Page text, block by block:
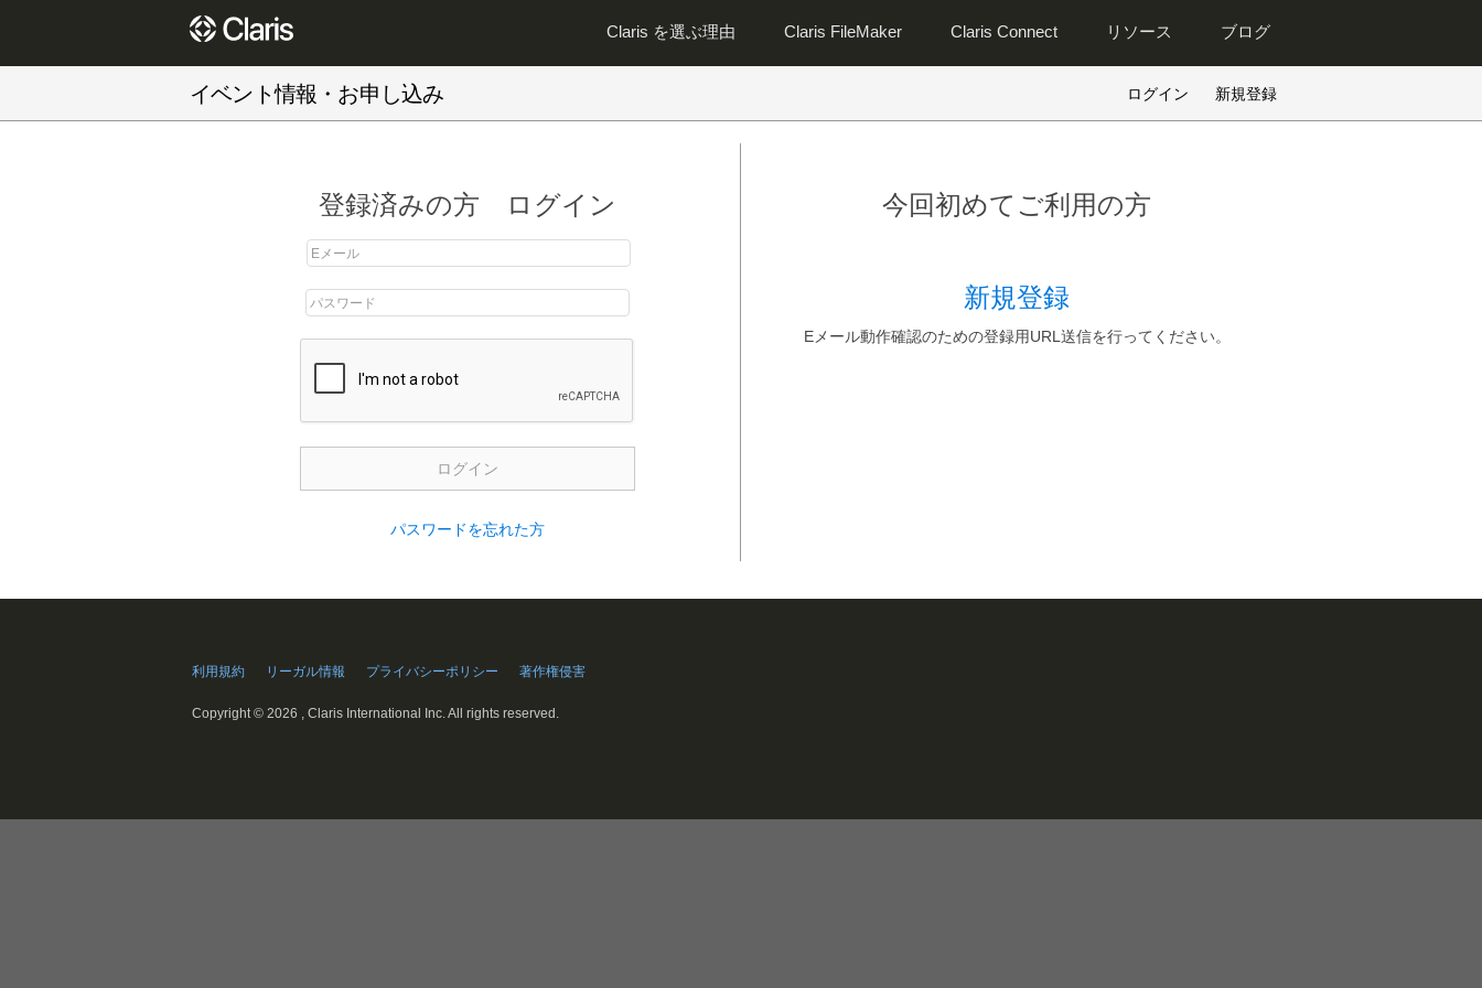
Claris を選ぶ理由 Claris FileMaker Claris Connect リソース ブログ
イベント情報・お申し込み ログイン 新規登録
登録済みの方 ログイン
パスワードを忘れた方
今回初めてご利用の方
新規登録
Eメール動作確認のための登録用URL送信を行ってください。
利用規約 リーガル情報 プライバシーポリシー 著作権侵害
Copyright © 2026 , Claris International Inc. All rights reserved.